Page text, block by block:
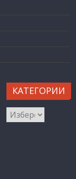
КАТЕГОРИИ
КАТЕГОРИИ